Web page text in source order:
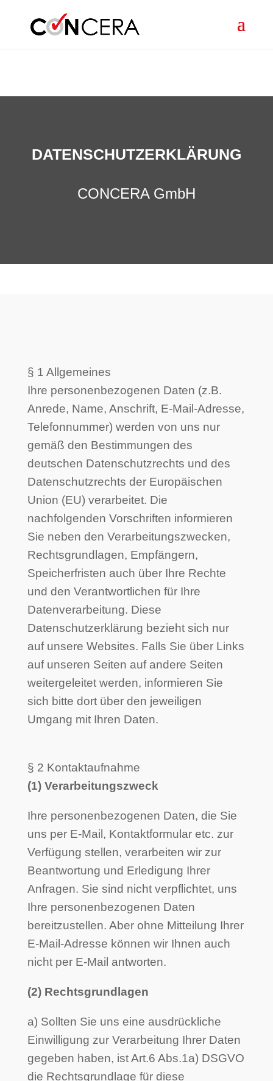
DATENSCHUTZERKLÄRUNG
CONCERA GmbH
§ 1 Allgemeines
Ihre personenbezogenen Daten (z.B.
Anrede, Name, Anschrift, E-Mail-Adresse,
Telefonnummer) werden von uns nur
gemäß den Bestimmungen des
deutschen Datenschutzrechts und des
Datenschutzrechts der Europäischen
Union (EU) verarbeitet. Die
nachfolgenden Vorschriften informieren
Sie neben den Verarbeitungszwecken,
Rechtsgrundlagen, Empfängern,
Speicherfristen auch über Ihre Rechte
und den Verantwortlichen für Ihre
Datenverarbeitung. Diese
Datenschutzerklärung bezieht sich nur
auf unsere Websites. Falls Sie über Links
auf unseren Seiten auf andere Seiten
weitergeleitet werden, informieren Sie
sich bitte dort über den jeweiligen
Umgang mit Ihren Daten.
§ 2 Kontaktaufnahme
(1) Verarbeitungszweck
Ihre personenbezogenen Daten, die Sie
uns per E-Mail, Kontaktformular etc. zur
Verfügung stellen, verarbeiten wir zur
Beantwortung und Erledigung Ihrer
Anfragen. Sie sind nicht verpflichtet, uns
Ihre personenbezogenen Daten
bereitzustellen. Aber ohne Mitteilung Ihrer
E-Mail-Adresse können wir Ihnen auch
nicht per E-Mail antworten.
(2) Rechtsgrundlagen
a) Sollten Sie uns eine ausdrückliche
Einwilligung zur Verarbeitung Ihrer Daten
gegeben haben, ist Art.6 Abs.1a) DSGVO
die Rechtsgrundlage für diese